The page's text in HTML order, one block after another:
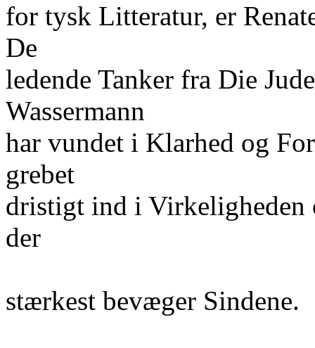
for tysk Litteratur, er
De
ledende Tanker fra Die
Wassermann
har vundet i Klarhed og
grebet
dristigt ind i Virkeligheden
der
stærkest bevæger Sindene.